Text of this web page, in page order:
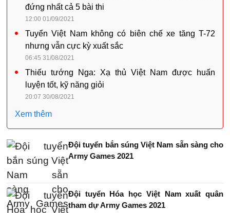
đứng nhất cả 5 bài thi
12:00 01/09/2021
Tuyển Việt Nam không có biên chế xe tăng T-72
nhưng vẫn cực kỳ xuất sắc
06:45 31/08/2021
Thiếu tướng Nga: Xạ thủ Việt Nam được huấn
luyện tốt, kỹ năng giỏi
20:07 30/08/2021
Xem thêm
Đội tuyển bắn súng Việt Nam sẵn sàng cho
Army Games 2021
Đội tuyển Hóa học Việt Nam xuất quân
tham dự Army Games 2021